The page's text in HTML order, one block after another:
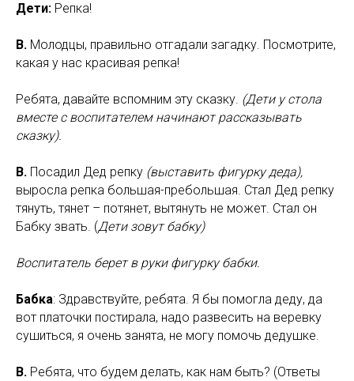
Дети: Репка!
В. Молодцы, правильно отгадали загадку. Посмотрите,
какая у нас красивая репка!
Ребята, давайте вспомним эту сказку. (Дети у стола
вместе с воспитателем начинают рассказывать
сказку).
В. Посадил Дед репку (выставить фигурку деда),
выросла репка большая-пребольшая. Стал Дед репку
тянуть, тянет – потянет, вытянуть не может. Стал он
Бабку звать. (Дети зовут бабку)
Воспитатель берет в руки фигурку бабки.
Бабка: Здравствуйте, ребята. Я бы помогла деду, да
вот платочки постирала, надо развесить на веревку
сушиться, я очень занята, не могу помочь дедушке.
В. Ребята, что будем делать, как нам быть? (Ответы